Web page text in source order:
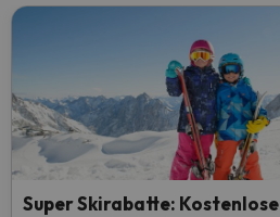
Super Skirabatte: Kostenlose